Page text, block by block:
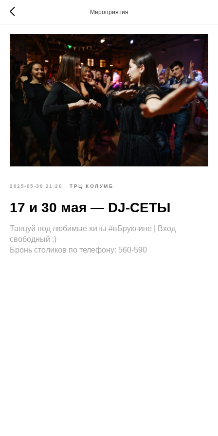
Мероприятия
2025-05-30 21:20 ТРЦ КОЛУМБ
17 и 30 мая — DJ-СЕТЫ
Танцуй под любимые хиты #вБруклине | Вход
свободный :)
Бронь столиков по телефону: 560-590